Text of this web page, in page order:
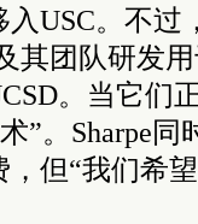
USC。不过
其团队研发
。当它们
”。Sharpe同
但“我们希